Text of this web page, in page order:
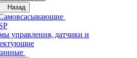
Назад
управления, датчики и